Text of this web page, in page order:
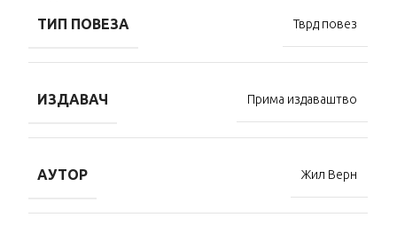
ТИП ПОВЕЗА Тврд повез
ИЗДАВАЧ Прима издаваштво
АУТОР Жил Верн